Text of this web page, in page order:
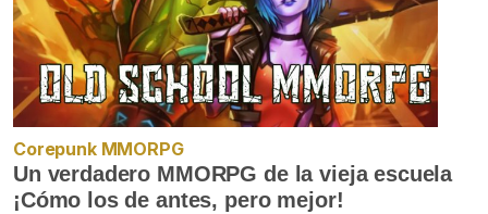
Corepunk MMORPG
Un verdadero MMORPG de la vieja escuela
¡Cómo los de antes, pero mejor!